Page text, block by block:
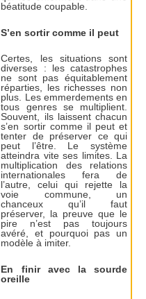
béatitude coupable.
S’en sortir comme il peut
Certes, les situations sont
diverses : les catastrophes
ne sont pas équitablement
réparties, les richesses non
plus. Les emmerdements en
tous genres se multiplient.
Souvent, ils laissent chacun
s’en sortir comme il peut et
tenter de préserver ce qui
peut l’être. Le système
atteindra vite ses limites. La
multiplication des relations
internationales fera de
l’autre, celui qui rejette la
voie commune, un
chanceux qu’il faut
préserver, la preuve que le
pire n’est pas toujours
avéré, et pourquoi pas un
modèle à imiter.
En finir avec la sourde
oreille